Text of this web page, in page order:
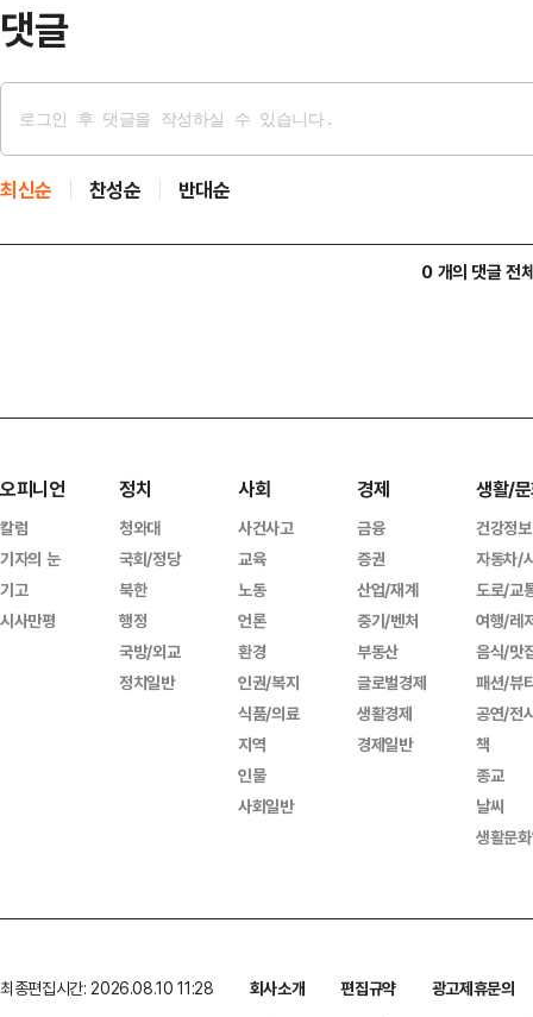
댓글
최신순 찬성순 반대순
0 개의 댓글 전
오피니언
칼럼
기자의 눈
기고
시사만평
정치
청와대
국회/정당
북한
행정
국방/외교
정치일반
사회
사건사고
교육
노동
언론
환경
인권/복지
식품/의료
지역
인물
사회일반
경제
금융
증권
산업/재계
중기/벤처
부동산
글로벌경제
생활경제
경제일반
생활/
건강정보
자동차/
도로/교
여행/레
음식/맛
패션/뷰
공연/전
책
종교
날씨
생활문
최종편집시간: 2026.08.10 11:28 회사소개 편집규약
광고제휴문의